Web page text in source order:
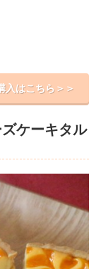
入はこちら＞＞
ケーキタル